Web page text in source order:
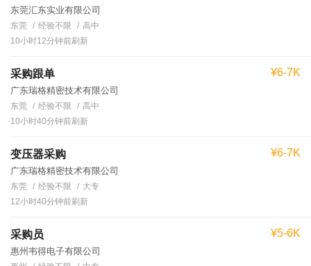
东莞汇东实业有限公司
东莞 经验不限
高中
10小时12分钟前刷新
采购跟单
广东瑞格精密技术有限公司
¥6-7K
东莞 经验不限
高中
10小时40分钟前刷新
变压器采购
广东瑞格精密技术有限公司
¥6-7K
东莞 经验不限
大专
12小时40分钟前刷新
采购员
惠州韦得电子有限公司
¥5-6K